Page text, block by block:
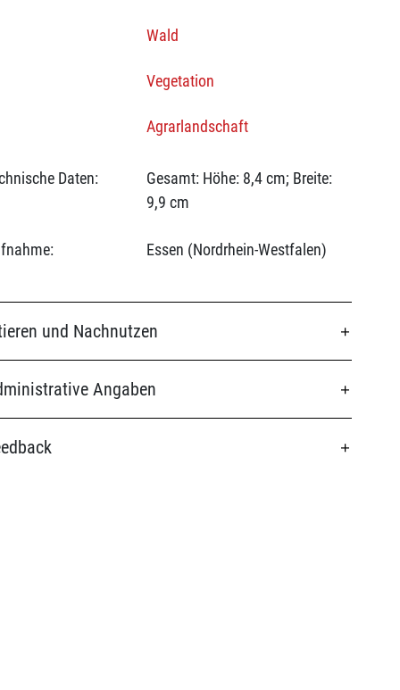
Wald
Vegetation
Agrarlandschaft
Daten:
Gesamt: Höhe: 8,4 cm; Breite:
9,9 cm
Essen (Nordrhein-Westfalen)
und Nachnutzen
Angaben